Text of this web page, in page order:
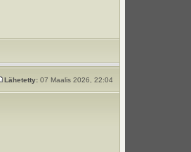
Lähetetty: 07 Maalis 2026, 22:04